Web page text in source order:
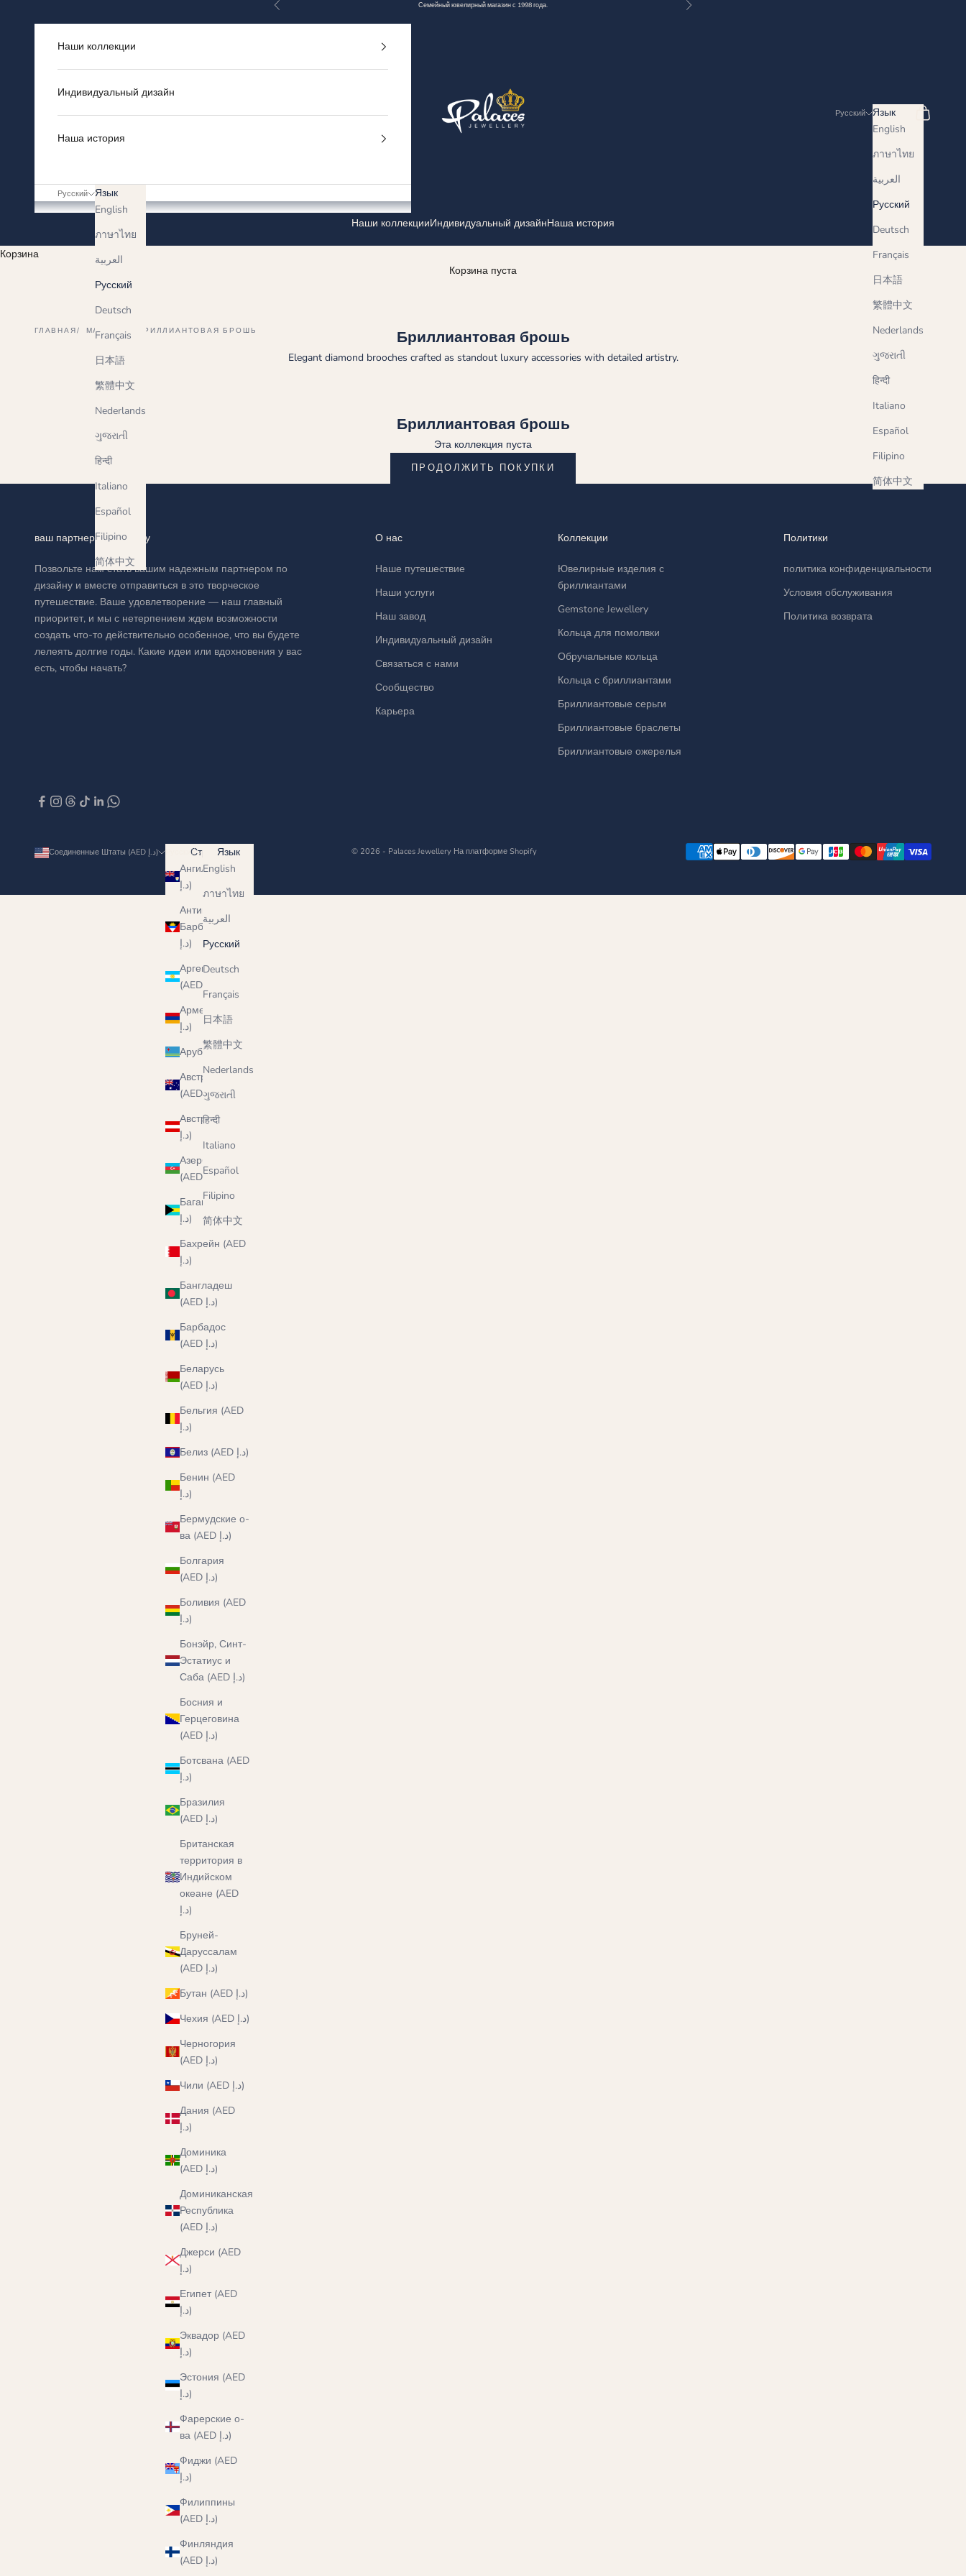
Назад Семейный ювелирный магазин с 1998 года. Далее
Palaces Jewellery
Наши коллекцииИндивидуальный дизайнНаша история
Русский
Язык
English
ภาษาไทย
العربية
Русский
Deutsch
Français
日本語
繁體中文
Nederlands
ગુજરાતી
हिन्दी
Italiano
Español
Filipino
简体中文
ПоискКорзина
Наши коллекции
Индивидуальный дизайн
Наша история
Русский
Язык
English
ภาษาไทย
العربية
Русский
Deutsch
Français
日本語
繁體中文
Nederlands
ગુજરાતી
हिन्दी
Italiano
Español
Filipino
简体中文
Корзина
Корзина пуста
ГЛАВНАЯ МАГАЗИН БРИЛЛИАНТОВАЯ БРОШЬ Бриллиантовая брошь
Elegant diamond brooches crafted as standout luxury accessories with detailed artistry.
Бриллиантовая брошь
Эта коллекция пуста
ПРОДОЛЖИТЬ ПОКУПКИ
ваш партнер по дизайну
Позвольте нам стать вашим надежным партнером по
дизайну и вместе отправиться в это творческое
путешествие. Ваше удовлетворение — наш главный
приоритет, и мы с нетерпением ждем возможности
создать что-то действительно особенное, что вы будете
лелеять долгие годы. Какие идеи или вдохновения у вас
есть, чтобы начать?
О нас
Наше путешествие
Наши услуги
Наш завод
Индивидуальный дизайн
Связаться с нами
Сообщество
Карьера
Коллекции
Ювелирные изделия с
бриллиантами
Gemstone Jewellery
Кольца для помолвки
Обручальные кольца
Кольца с бриллиантами
Бриллиантовые серьги
Бриллиантовые браслеты
Бриллиантовые ожерелья
Политики
политика конфиденциальности
Условия обслуживания
Политика возврата
Соединенные Штаты (AED د.إ)
Страна
Ангилья (AED
د.إ)
Антигуа и
Барбуда (AED
د.إ)
Аргентина
Армения (AED
د.إ)
Австралия
(AED د.إ)
Австрия (AED
د.إ)
Азербайджан
(AED د.إ)
Багамы (AED
د.إ)
Бахрейн (AED
د.إ)
Бангладеш
(AED د.إ)
Барбадос
(AED د.إ)
Беларусь
(AED د.إ)
Бельгия (AED
د.إ)
Белиз (AED د.إ)
Бенин (AED
د.إ)
Бермудские о-
ва (AED د.إ)
Болгария
(AED د.إ)
Боливия (AED
د.إ)
Бонэйр, Синт-
Эстатиус и
Саба (AED د.إ)
Босния и
Герцеговина
(AED د.إ)
Ботсвана (AED
د.إ)
Бразилия
(AED د.إ)
Британская
территория в
Индийском
океане (AED
د.إ)
Бруней-
Даруссалам
(AED د.إ)
Бутан (AED د.إ)
Чехия (AED د.إ)
Черногория
(AED د.إ)
Чили (AED د.إ)
Дания (AED
د.إ)
Доминика
(AED د.إ)
Доминиканская
Республика
(AED د.إ)
Джерси (AED
د.إ)
Египет (AED
د.إ)
Эквадор (AED
د.إ)
Эстония (AED
د.إ)
Фарерские о-
ва (AED د.إ)
Фиджи (AED
د.إ)
Филиппины
(AED د.إ)
Финляндия
(AED د.إ)
Русский
Язык
English
ภาษาไทย
العربية
Русский
Deutsch
Français
日本語
繁體中文
Nederlands
ગુજરાતી
हिन्दी
Italiano
Español
Filipino
简体中文
© 2026 - Palaces Jewellery На платформе Shopify